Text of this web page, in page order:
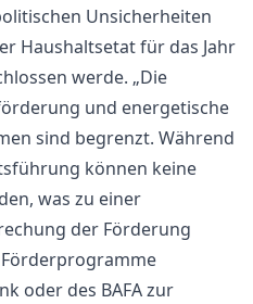
Unsicherheiten
Haushaltsetat für das Jahr
werde. „Die
und energetische
sind begrenzt. Während
können keine
was zu einer
der Förderung
oder des BAFA zur